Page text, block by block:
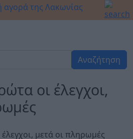
Αναζήτηση
οι έλεγχοι,